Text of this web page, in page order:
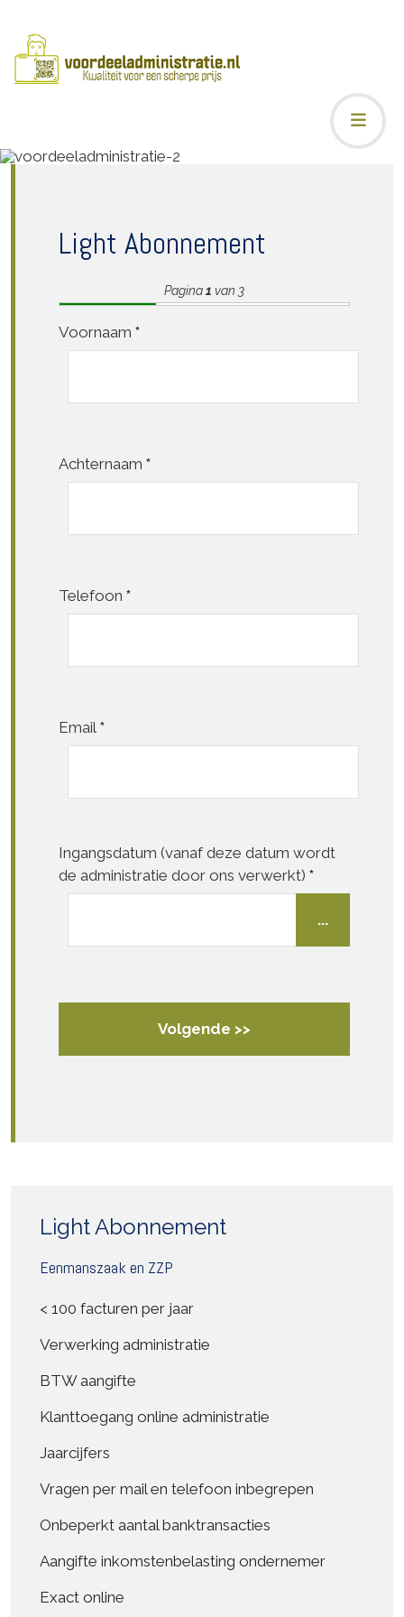
Light Abonnement
Pagina1 van 3
Voornaam *
Achternaam *
Telefoon *
Email *
Ingangsdatum (vanaf deze datum wordt
de administratie door ons verwerkt) *
...
Volgende >>
Light Abonnement
Eenmanszaak en ZZP
< 100 facturen per jaar
Verwerking administratie
BTW aangifte
Klanttoegang online administratie
Jaarcijfers
Vragen per mail en telefoon inbegrepen
Onbeperkt aantal banktransacties
Aangifte inkomstenbelasting ondernemer
Exact online